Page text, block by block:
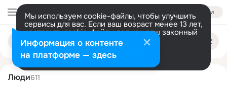
Войти
Мы используем cookie-файлы, чтобы улучшить
сервисы для вас. Если ваш возраст менее 13 лет,
настроить cookie-файлы должен ваш законный
представитель. Больше информации
Разрешить все Настроить
Поиск
людям
tatyana chuprova
Люди611
Информация о контенте
на платформе — здесь